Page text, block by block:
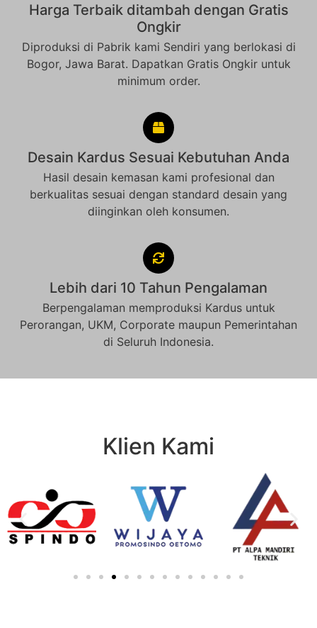
Harga Terbaik ditambah dengan Gratis
Ongkir
Diproduksi di Pabrik kami Sendiri yang berlokasi di
Bogor, Jawa Barat. Dapatkan Gratis Ongkir untuk
minimum order.
Desain Kardus Sesuai Kebutuhan Anda
Hasil desain kemasan kami profesional dan
berkualitas sesuai dengan standard desain yang
diinginkan oleh konsumen.
Lebih dari 10 Tahun Pengalaman
Berpengalaman memproduksi Kardus untuk
Perorangan, UKM, Corporate maupun Pemerintahan
di Seluruh Indonesia.
Klien Kami